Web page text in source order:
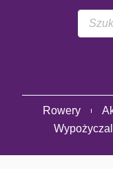
Rowery